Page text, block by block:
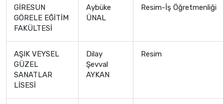
GİRESUN
GÖRELE EĞİTİM
FAKÜLTESİ
Aybüke
ÜNAL
Resim-İş Öğretmenliği
AŞIK VEYSEL
GÜZEL
SANATLAR
LİSESİ
Dilay
Şevval
AYKAN
Resim